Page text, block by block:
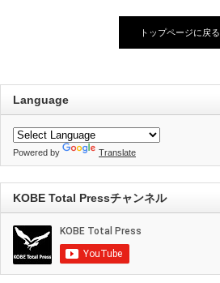
トップページに戻る
Language
Powered by Translate
KOBE Total Pressチャンネル